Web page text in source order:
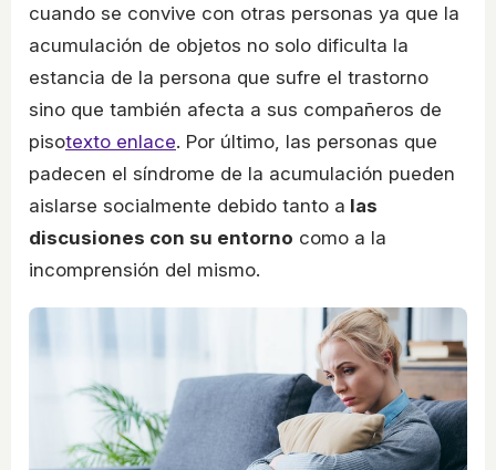
cuando se convive con otras personas ya que la
acumulación de objetos no solo dificulta la
estancia de la persona que sufre el trastorno
sino que también afecta a sus compañeros de
pisotexto enlace. Por último, las personas que
padecen el síndrome de la acumulación pueden
aislarse socialmente debido tanto a las
discusiones con su entorno como a la
incomprensión del mismo.